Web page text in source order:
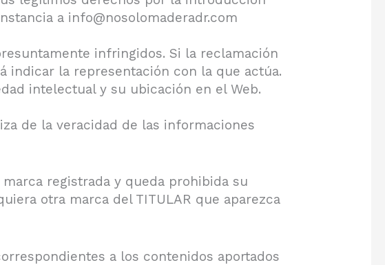
a info@nosolomaderadr.com
infringidos. Si la reclamación
indicar la representación con la que actúa.
intelectual y su ubicación en el Web.
de la veracidad de las informaciones
marca registrada y queda prohibida su
otra marca del TITULAR que aparezca
a los contenidos aportados